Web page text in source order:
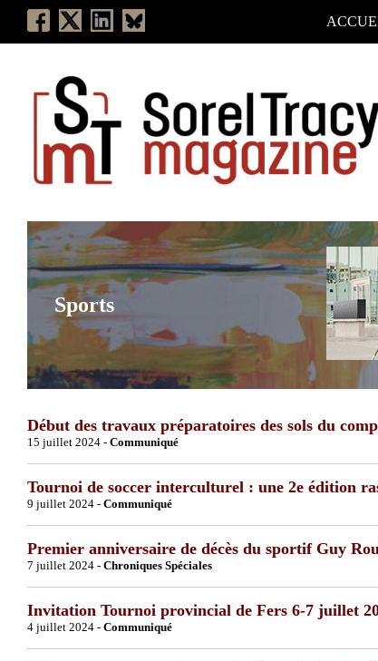
Sports
Début des travaux préparatoires des sols du
15 juillet 2024 - Communiqué
Tournoi de soccer interculturel : une 2e édition
9 juillet 2024 - Communiqué
Premier anniversaire de décès du sportif Guy
7 juillet 2024 - Chroniques Spéciales
Invitation Tournoi provincial de Fers 6-7 juillet
4 juillet 2024 - Communiqué